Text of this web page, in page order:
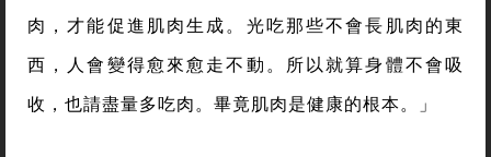
肉，才能促進肌肉生成。光吃那些不會長肌肉的東
西，人會變得愈來愈走不動。所以就算身體不會吸
收，也請盡量多吃肉。畢竟肌肉是健康的根本。」